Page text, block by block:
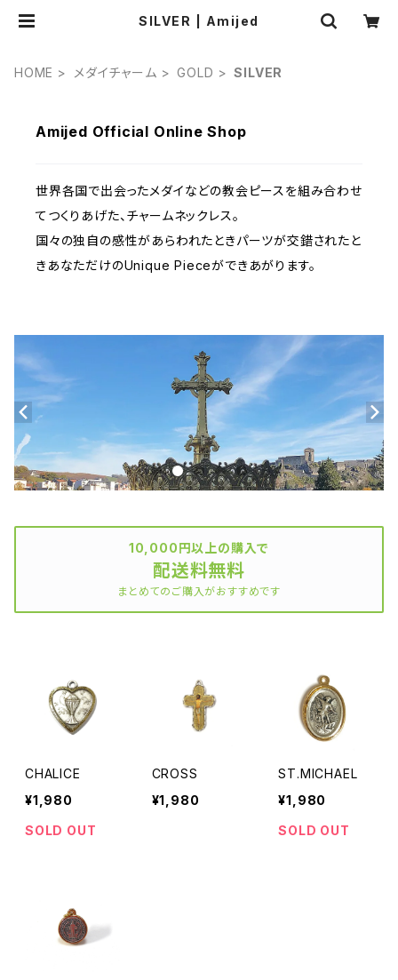
SILVER | Amijed
HOME メダイチャーム GOLD SILVER
Amijed Official Online Shop
世界各国で出会ったメダイなどの教会ピースを組み合わせ
てつくりあげた、チャームネックレス。
国々の独自の感性があらわれたときパーツが交錯されたと
きあなただけのUnique Pieceができあがります。
10,000円以上の購入で
配送料無料
まとめてのご購入がおすすめです
CHALICE
¥1,980
SOLD OUT
CROSS
¥1,980
ST.MICHAEL
¥1,980
SOLD OUT